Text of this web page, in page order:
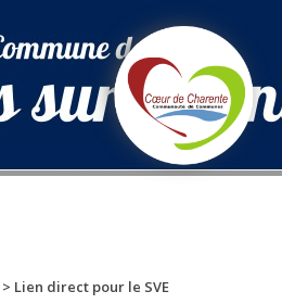
> Lien direct pour le SVE